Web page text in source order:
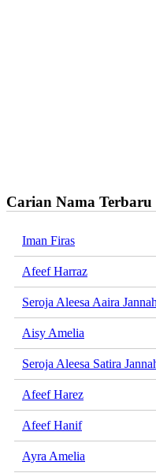
Carian Nama Terbaru
Iman Firas
Afeef Harraz
Seroja Aleesa Aaira Jannah
Aisy Amelia
Seroja Aleesa Satira
Afeef Harez
Afeef Hanif
Ayra Amelia